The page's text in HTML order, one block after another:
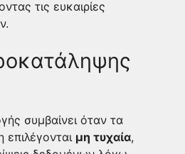
τις ευκαιρίες
συμβαίνει όταν τα
μη τυχαία,